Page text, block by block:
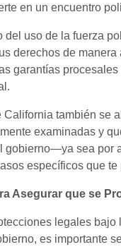
en un encuentro
del uso de la fuerza
derechos de
garantías
California también se
examinadas y
gobierno—ya sea por
específicos que
Asegurar que se
legales bajo
es importante